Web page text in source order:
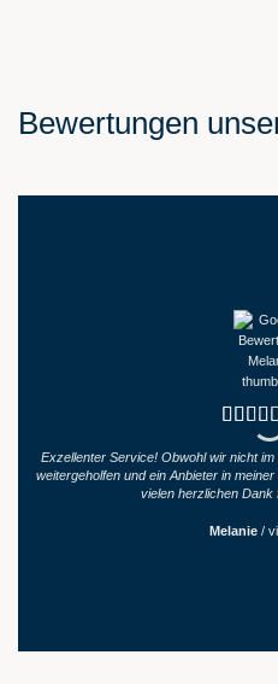
Bewertungen
Exzellenter Service! Obwohl wir nicht
weitergeholfen und ein Anbieter in
vielen herzlichen Dank
Melanie /